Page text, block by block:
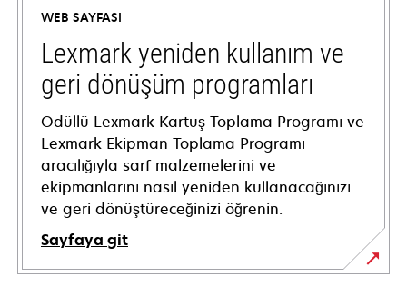
new
tab
WEB SAYFASI
Lexmark yeniden kullanım ve
geri dönüşüm programları
Ödüllü Lexmark Kartuş Toplama Programı ve
Lexmark Ekipman Toplama Programı
aracılığıyla sarf malzemelerini ve
ekipmanlarını nasıl yeniden kullanacağınızı
ve geri dönüştüreceğinizi öğrenin.
Sayfaya git